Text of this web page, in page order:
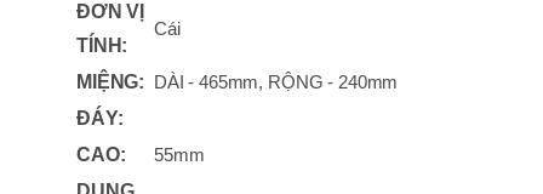
ĐƠN VỊ
TÍNH:
Cái
MIỆNG: DÀI - 465mm, RỘNG - 240mm
ĐÁY:
CAO:
55mm